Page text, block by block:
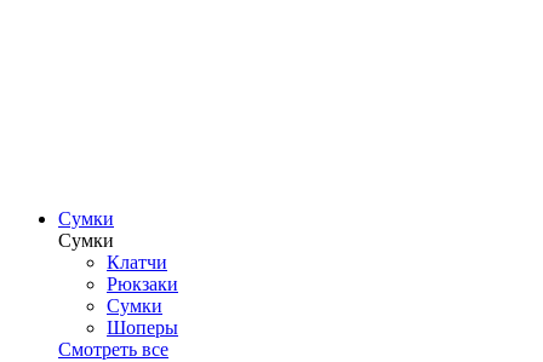
Сумки
Сумки
Клатчи
Рюкзаки
Сумки
Шоперы
Смотреть все